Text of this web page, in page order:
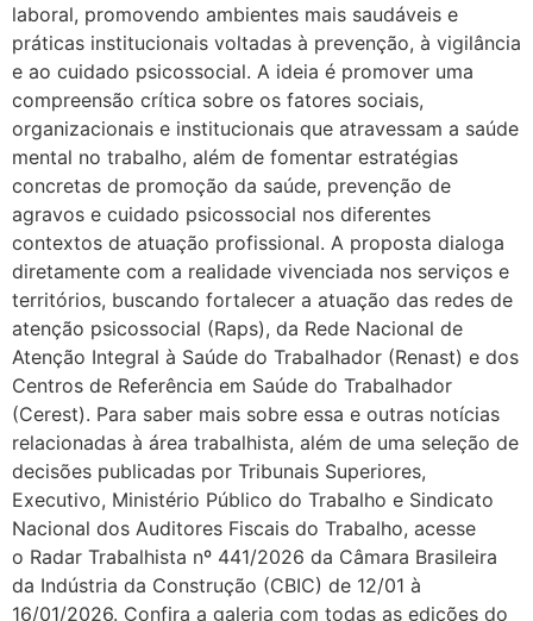
laboral, promovendo ambientes mais saudáveis e
práticas institucionais voltadas à prevenção, à vigilância
e ao cuidado psicossocial. A ideia é promover uma
compreensão crítica sobre os fatores sociais,
organizacionais e institucionais que atravessam a saúde
mental no trabalho, além de fomentar estratégias
concretas de promoção da saúde, prevenção de
agravos e cuidado psicossocial nos diferentes
contextos de atuação profissional. A proposta dialoga
diretamente com a realidade vivenciada nos serviços e
territórios, buscando fortalecer a atuação das redes de
atenção psicossocial (Raps), da Rede Nacional de
Atenção Integral à Saúde do Trabalhador (Renast) e dos
Centros de Referência em Saúde do Trabalhador
(Cerest). Para saber mais sobre essa e outras notícias
relacionadas à área trabalhista, além de uma seleção de
decisões publicadas por Tribunais Superiores,
Executivo, Ministério Público do Trabalho e Sindicato
Nacional dos Auditores Fiscais do Trabalho, acesse
o Radar Trabalhista nº 441/2026 da Câmara Brasileira
da Indústria da Construção (CBIC) de 12/01 à
16/01/2026. Confira a galeria com todas as edições do